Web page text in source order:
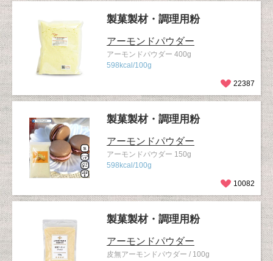
製菓製材・調理用粉
アーモンドパウダー
アーモンドパウダー 400g
598kcal/100g
22387
製菓製材・調理用粉
アーモンドパウダー
アーモンドパウダー 150g
598kcal/100g
10082
製菓製材・調理用粉
アーモンドパウダー
皮無アーモンドパウダー / 100g